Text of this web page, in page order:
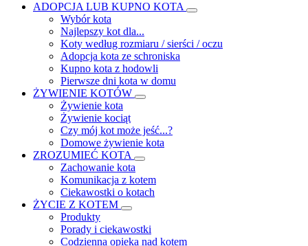
ADOPCJA LUB KUPNO KOTA
Wybór kota
Najlepszy kot dla...
Koty według rozmiaru / sierści / oczu
Adopcja kota ze schroniska
Kupno kota z hodowli
Pierwsze dni kota w domu
ŻYWIENIE KOTÓW
Żywienie kota
Żywienie kociąt
Czy mój kot może jeść...?
Domowe żywienie kota
ZROZUMIEĆ KOTA
Zachowanie kota
Komunikacja z kotem
Ciekawostki o kotach
ŻYCIE Z KOTEM
Produkty
Porady i ciekawostki
Codzienna opieka nad kotem